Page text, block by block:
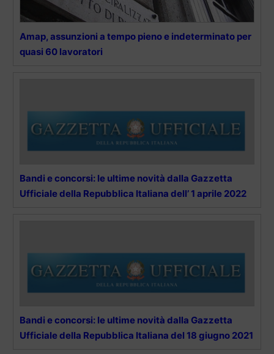
Amap, assunzioni a tempo pieno e indeterminato per
quasi 60 lavoratori
Bandi e concorsi: le ultime novità dalla Gazzetta
Ufficiale della Repubblica Italiana dell’ 1 aprile 2022
Bandi e concorsi: le ultime novità dalla Gazzetta
Ufficiale della Repubblica Italiana del 18 giugno 2021